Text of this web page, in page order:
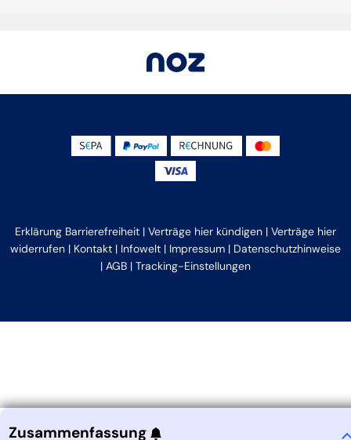
Zusammenfassung
Erklärung Barrierefreiheit | Verträge hier kündigen | Verträge hier
widerrufen | Kontakt | Infowelt | Impressum | Datenschutzhinweise
| AGB | Tracking-Einstellungen